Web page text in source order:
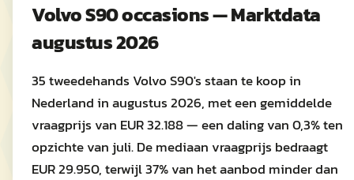
Volvo S90 occasions — Marktdata
augustus 2026
35 tweedehands Volvo S90's staan te koop in
Nederland in augustus 2026, met een gemiddelde
vraagprijs van EUR 32.188 — een daling van 0,3% ten
opzichte van juli. De mediaan vraagprijs bedraagt
EUR 29.950, terwijl 37% van het aanbod minder dan